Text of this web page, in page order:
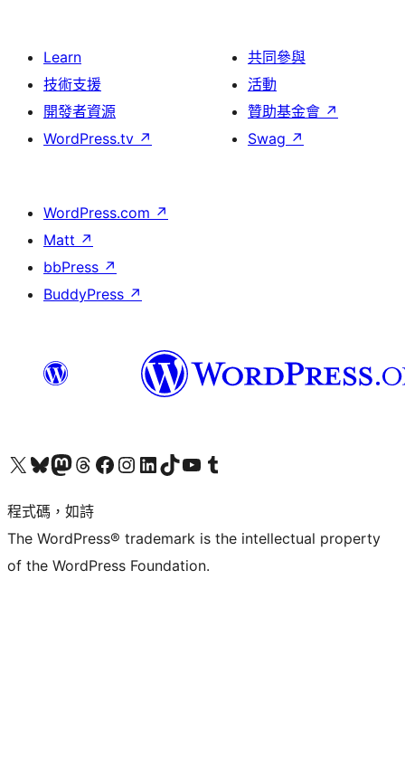
Learn
技術支援
開發者資源
WordPress.tv ↗
共同參與
活動
贊助基金會 ↗
Swag ↗
WordPress.com ↗
Matt ↗
bbPress ↗
BuddyPress ↗
查看我們的 X (之前的 Twitter) 帳號造訪我們的 Bluesky 帳號造訪我們的 Mastodon 帳號造訪我們的 Threads 帳號 造訪我們的 Facebook 粉絲專頁Visit our Instagram account
Visit our LinkedIn account
造訪我們的 TikTok 帳號Visit our YouTube channel
造訪我們的 Tumblr 帳號
程式碼，如詩
The WordPress® trademark is the intellectual property
of the WordPress Foundation.